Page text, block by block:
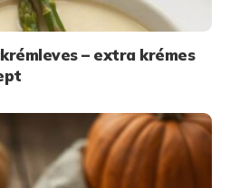
– extra krémes